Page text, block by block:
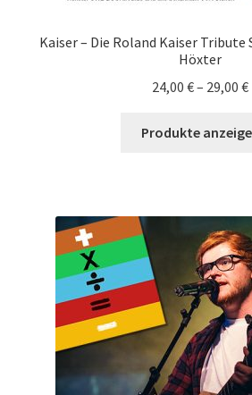
Kaiser – Die Roland Kaiser Tribute
Höxter
24,00 €– 29,00 €
Produkte